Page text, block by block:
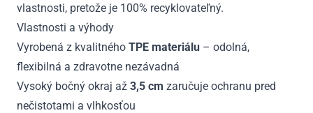
vlastnosti, pretože je 100% recyklovateľný.
Vlastnosti a výhody
Vyrobená z kvalitného TPE materiálu – odolná,
flexibilná a zdravotne nezávadná
Vysoký bočný okraj až 3,5 cm zaručuje ochranu pred
nečistotami a vlhkosťou